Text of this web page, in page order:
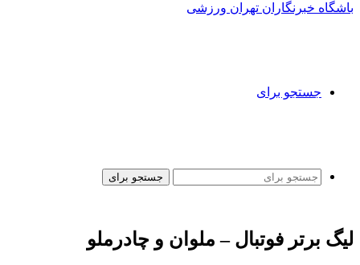
باشگاه خبرنگاران تهران ورزشی
جستجو برای
جستجو برای
لیگ برتر فوتبال – ملوان و چادرملو